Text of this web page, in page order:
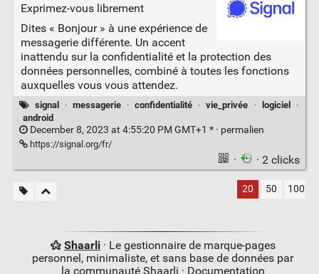
Exprimez-vous librement
Dites « Bonjour » à une expérience de
messagerie différente. Un accent
inattendu sur la confidentialité et la protection des
données personnelles, combiné à toutes les fonctions
auxquelles vous vous attendez.
signal · messagerie · confidentialité · vie_privée · logiciel
·
android
December 8, 2023 at 4:55:20 PM GMT+1 * · permalien
https://signal.org/fr/
· · 2 clicks
20 50 100
Shaarli· Le gestionnaire de marque-pages
personnel, minimaliste, et sans base de données par
la communauté Shaarli · Documentation